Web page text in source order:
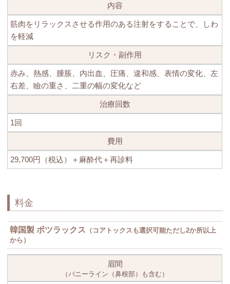
内容
筋肉をリラックスさせる作用のある注射をすることで、しわ
を軽減
リスク・副作用
赤み、熱感、腫脹、内出血、圧痛、違和感、表情の変化、左
右差、瞼の重さ、二重の幅の変化など
治療回数
1回
費用
29,700円（税込）＋麻酔代＋再診料
料金
韓国製 ボツラックス
（コアトックスも選択可能ただし2か所以上
から）
眉間
（バニーライン（鼻根部）も含む）